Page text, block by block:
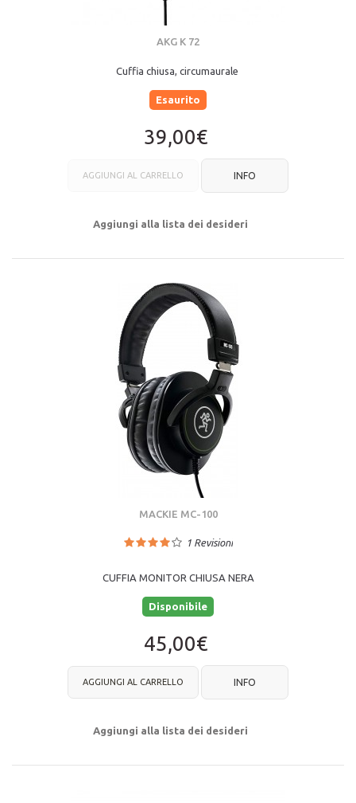
AKG K 72
Cuffia chiusa, circumaurale
Esaurito
39,00€
AGGIUNGI AL CARRELLO INFO
Aggiungi alla lista dei desideri
MACKIE MC-100
1Revisioni
CUFFIA MONITOR CHIUSA NERA
Disponibile
45,00€
AGGIUNGI AL CARRELLO INFO
Aggiungi alla lista dei desideri